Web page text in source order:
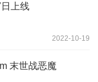
上线
2022-10-19
末世战恶魔